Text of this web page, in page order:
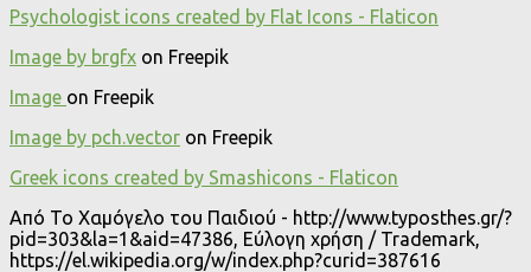
Psychologist icons created by Flat Icons - Flaticon
Image by brgfx on Freepik
Image on Freepik
Image by pch.vector on Freepik
Greek icons created by Smashicons - Flaticon
Από Το Χαμόγελο του Παιδιού - http://www.typosthes.gr/?
pid=303&la=1&aid=47386, Εύλογη χρήση / Trademark,
https://el.wikipedia.org/w/index.php?curid=387616